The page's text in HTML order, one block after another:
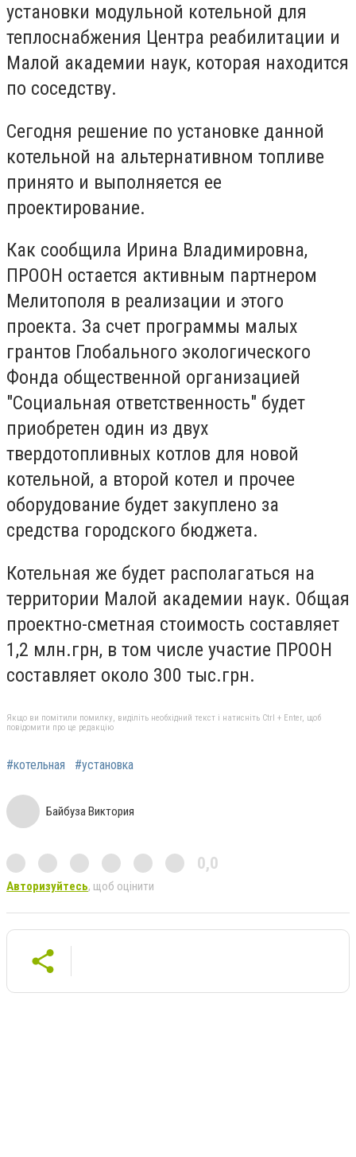
установки модульной котельной для
теплоснабжения Центра реабилитации и
Малой академии наук, которая находится
по соседству.
Сегодня решение по установке данной
котельной на альтернативном топливе
принято и выполняется ее
проектирование.
Как сообщила Ирина Владимировна,
ПРООН остается активным партнером
Мелитополя в реализации и этого
проекта. За счет программы малых
грантов Глобального экологического
Фонда общественной организацией
"Социальная ответственность" будет
приобретен один из двух
твердотопливных котлов для новой
котельной, а второй котел и прочее
оборудование будет закуплено за
средства городского бюджета.
Котельная же будет располагаться на
территории Малой академии наук. Общая
проектно-сметная стоимость составляет
1,2 млн.грн, в том числе участие ПРООН
составляет около 300 тыс.грн.
Якщо ви помітили помилку, виділіть необхідний текст і натисніть Ctrl + Enter, щоб
повідомити про це редакцію
#котельная #установка
Байбуза Виктория
0,0
Авторизуйтесь, щоб оцінити